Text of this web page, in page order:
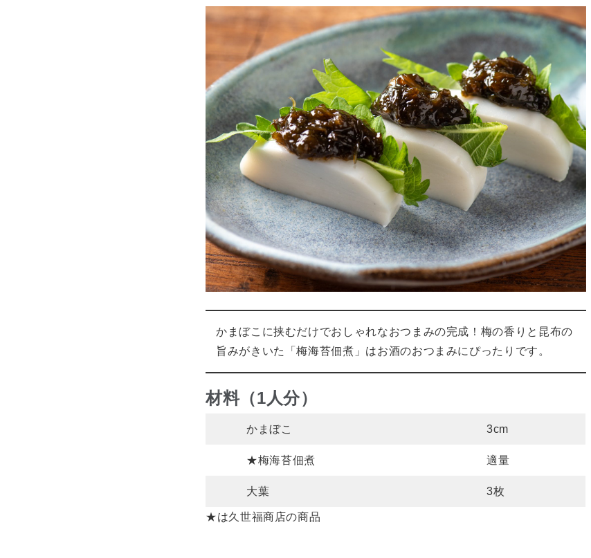
かまぼこに挟むだけでおしゃれなおつまみの完成！梅の香りと昆布の
旨みがきいた「梅海苔佃煮」はお酒のおつまみにぴったりです。
材料（1人分）
かまぼこ 3cm
★梅海苔佃煮 適量
大葉 3枚
★は久世福商店の商品